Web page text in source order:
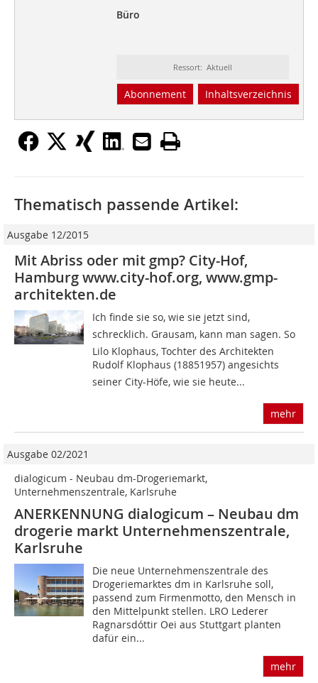
Büro
Ressort: Aktuell
Abonnement Inhaltsverzeichnis
Thematisch passende Artikel:
Ausgabe 12/2015
Mit Abriss oder mit gmp? City-Hof,
Hamburg www.city-hof.org, www.gmp-
architekten.de
Ich finde sie so, wie sie jetzt sind,
schrecklich. Grausam, kann man sagen. So
Lilo Klophaus, Tochter des Architekten
Rudolf Klophaus (18851957) angesichts
seiner City-Höfe, wie sie heute...
mehr
Ausgabe 02/2021
dialogicum - Neubau dm-Drogeriemarkt,
Unternehmenszentrale, Karlsruhe
ANERKENNUNG dialogicum – Neubau dm
drogerie markt Unternehmenszentrale,
Karlsruhe
Die neue Unternehmenszentrale des
Drogeriemarktes dm in Karlsruhe soll,
passend zum Firmenmotto, den Mensch in
den Mittelpunkt stellen. LRO Lederer
Ragnarsdóttir Oei aus Stuttgart planten
dafür ein...
mehr